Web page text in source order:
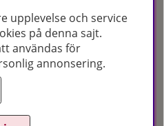
inom hudvård, hårvård och
över 50 års erfarenhet och
att hitta rätt produkter och
enkelt på hudoteket.se eller
upplevelse och service
på denna sajt.
användas för
annonsering.